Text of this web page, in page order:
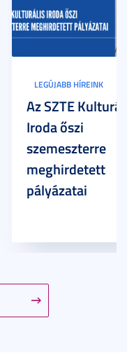
LEGÚJABB HÍREINK
Az SZTE
Iroda őszi
szemeszterre
meghirdetett
pályázatai